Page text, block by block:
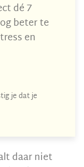
dé 7
beter te
en
je dat je
daar niet